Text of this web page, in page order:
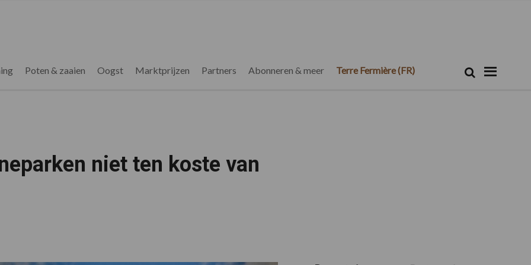
Poten & zaaien Oogst Marktprijzen Partners Abonneren & meer Terre Fermière (FR) Zoek
niet ten koste van